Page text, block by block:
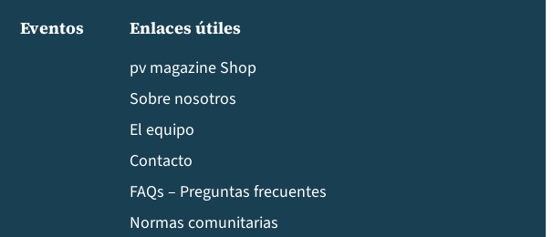
Eventos
Enlaces útiles
pv magazine Shop
Sobre nosotros
El equipo
Contacto
FAQs – Preguntas frecuentes
Normas comunitarias